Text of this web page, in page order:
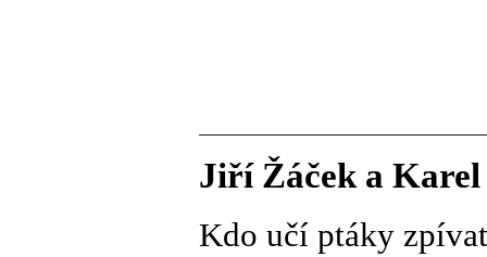
Jiří Žáček a Karel
Kdo učí ptáky